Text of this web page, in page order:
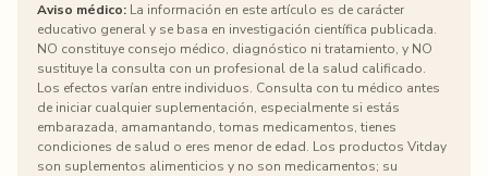
Aviso médico: La información en este artículo es de carácter
educativo general y se basa en investigación científica publicada.
NO constituye consejo médico, diagnóstico ni tratamiento, y NO
sustituye la consulta con un profesional de la salud calificado.
Los efectos varían entre individuos. Consulta con tu médico antes
de iniciar cualquier suplementación, especialmente si estás
embarazada, amamantando, tomas medicamentos, tienes
condiciones de salud o eres menor de edad. Los productos Vitday
son suplementos alimenticios y no son medicamentos; su